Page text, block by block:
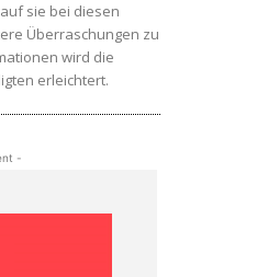
sie bei diesen
Überraschungen zu
wird die
erleichtert.
-